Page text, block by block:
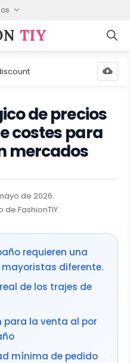
TIY
de precios
costes para
mercados
de 2026.
FashionTIY.
requieren una
diferente.
de los trajes de
para la venta al por
mínima de pedido